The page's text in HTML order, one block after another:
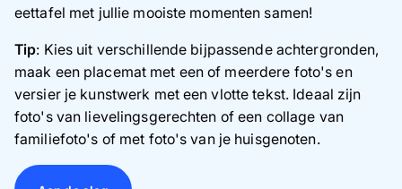
eettafel met jullie mooiste momenten samen!
Tip: Kies uit verschillende bijpassende achtergronden,
maak een placemat met een of meerdere foto's en
versier je kunstwerk met een vlotte tekst. Ideaal zijn
foto's van lievelingsgerechten of een collage van
familiefoto's of met foto's van je huisgenoten.